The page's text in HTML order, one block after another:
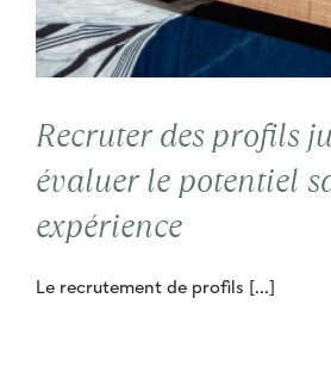
Recruter des profils
évaluer le potentiel
expérience
Le recrutement de profils [...]